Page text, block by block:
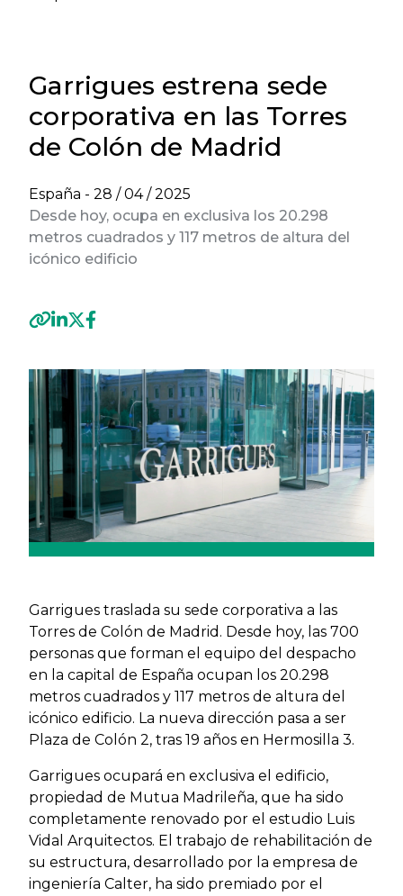
Garrigues estrena sede
corporativa en las Torres
de Colón de Madrid
España - 28 / 04 / 2025
Desde hoy, ocupa en exclusiva los 20.298
metros cuadrados y 117 metros de altura del
icónico edificio
Garrigues traslada su sede corporativa a las
Torres de Colón de Madrid. Desde hoy, las 700
personas que forman el equipo del despacho
en la capital de España ocupan los 20.298
metros cuadrados y 117 metros de altura del
icónico edificio. La nueva dirección pasa a ser
Plaza de Colón 2, tras 19 años en Hermosilla 3.
Garrigues ocupará en exclusiva el edificio,
propiedad de Mutua Madrileña, que ha sido
completamente renovado por el estudio Luis
Vidal Arquitectos. El trabajo de rehabilitación de
su estructura, desarrollado por la empresa de
ingeniería Calter, ha sido premiado por el